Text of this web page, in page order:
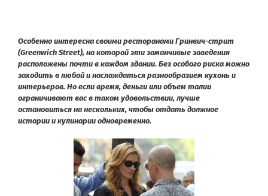
Особенно интересна своими ресторанами Гринвич-стрит
(Greenwich Street), на которой эти заманчивые заведения
расположены почти в каждом здании. Без особого риска можно
заходить в любой и наслаждаться разнообразием кухонь и
интерьеров. Но если время, деньги или объем талии
ограничивают вас в таком удовольствии, лучше
остановиться на нескольких, чтобы отдать должное
истории и кулинарии одновременно.